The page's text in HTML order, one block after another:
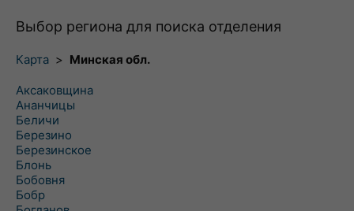
Выбор региона для поиска отделения
Карта > Минская обл.
Аксаковщина
Ананчицы
Беличи
Березино
Березинское
Блонь
Бобовня
Бобр